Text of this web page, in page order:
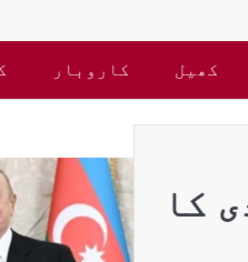
کھیل کاروبار
کا